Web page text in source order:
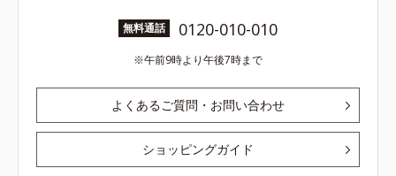
無料通話 0120-010-010
午前9時より午後7時まで
よくあるご質問・お問い合わせ
ショッピングガイド